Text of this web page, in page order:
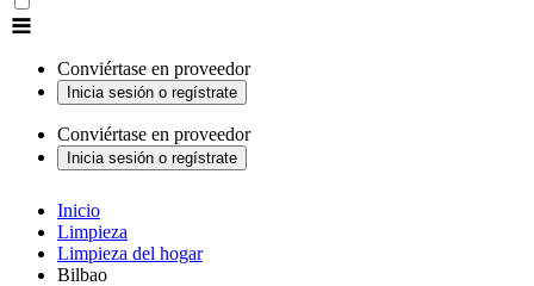
Conviértase en proveedor
Inicia sesión o regístrate
Conviértase en proveedor
Inicia sesión o regístrate
Inicio
Limpieza
Limpieza del hogar
Bilbao